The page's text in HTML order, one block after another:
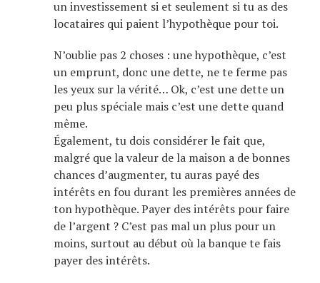
un investissement si et seulement si tu as des
locataires qui paient l’hypothèque pour toi.
N’oublie pas 2 choses : une hypothèque, c’est
un emprunt, donc une dette, ne te ferme pas
les yeux sur la vérité… Ok, c’est une dette un
peu plus spéciale mais c’est une dette quand
même.
Également, tu dois considérer le fait que,
malgré que la valeur de la maison a de bonnes
chances d’augmenter, tu auras payé des
intérêts en fou durant les premières années de
ton hypothèque. Payer des intérêts pour faire
de l’argent ? C’est pas mal un plus pour un
moins, surtout au début où la banque te fais
payer des intérêts.